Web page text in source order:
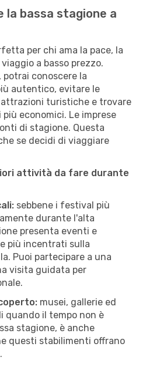
la bassa stagione a
per chi ama la pace, la
a basso prezzo.
conoscere la
autentico, evitare le
turistiche e trovare
economici. Le imprese
di stagione. Questa
se decidi di viaggiare
attività da fare durante
sebbene i festival più
durante l'alta
presenta eventi e
più incentrati sulla
Puoi partecipare a una
visita guidata per
musei, gallerie ed
quando il tempo non è
stagione, è anche
questi stabilimenti offrano